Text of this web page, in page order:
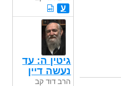
ע
גיטין ה: עד
נעשה דיין
הרב דוד קב